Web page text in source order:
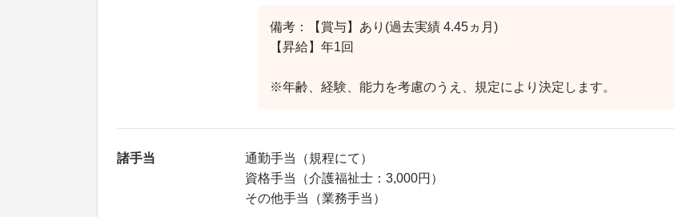
備考：【賞与】あり(過去実績 4.45ヵ月)
【昇給】年1回
※年齢、経験、能力を考慮のうえ、規定により決定します。
諸手当
通勤手当（規程にて）
資格手当（介護福祉士：3,000円）
その他手当（業務手当）